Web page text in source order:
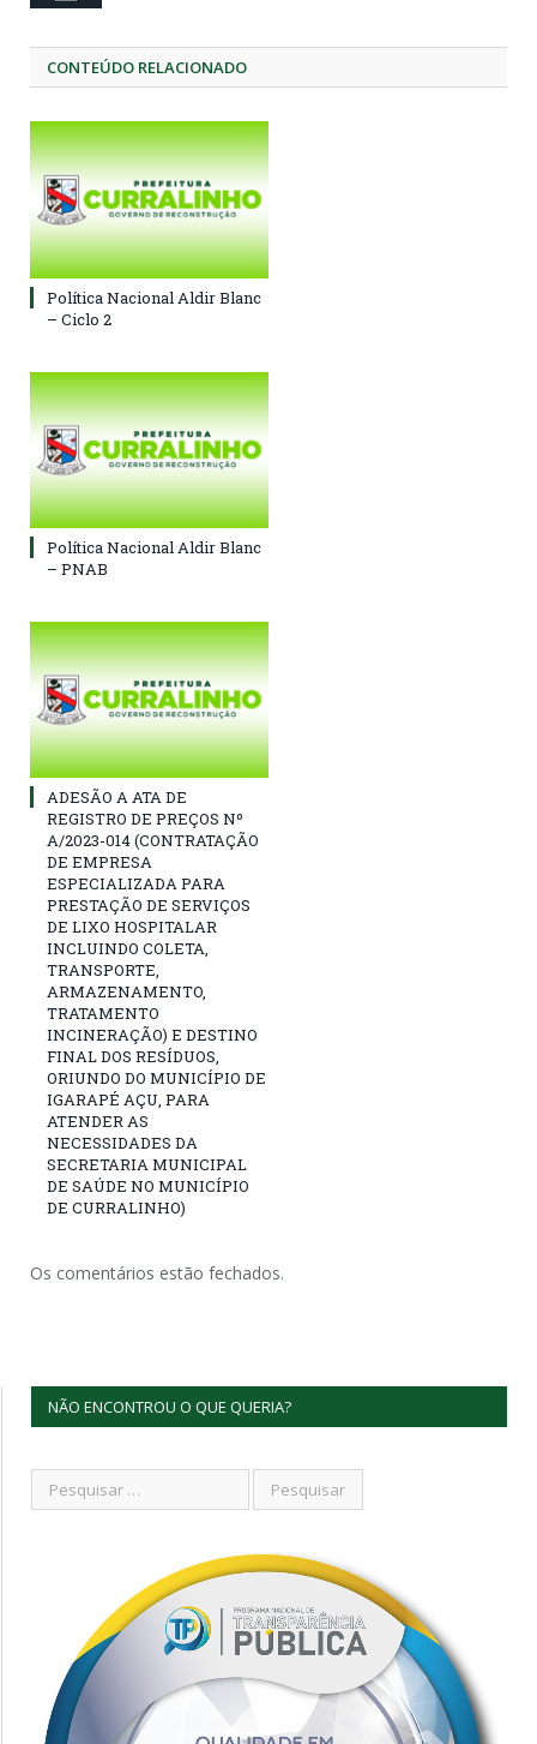
CONTEÚDO RELACIONADO
Política Nacional Aldir Blanc
– Ciclo 2
Política Nacional Aldir Blanc
– PNAB
ADESÃO A ATA DE
REGISTRO DE PREÇOS Nº
A/2023-014 (CONTRATAÇÃO
DE EMPRESA
ESPECIALIZADA PARA
PRESTAÇÃO DE SERVIÇOS
DE LIXO HOSPITALAR
INCLUINDO COLETA,
TRANSPORTE,
ARMAZENAMENTO,
TRATAMENTO
INCINERAÇÃO) E DESTINO
FINAL DOS RESÍDUOS,
ORIUNDO DO MUNICÍPIO DE
IGARAPÉ AÇU, PARA
ATENDER AS
NECESSIDADES DA
SECRETARIA MUNICIPAL
DE SAÚDE NO MUNICÍPIO
DE CURRALINHO)
Os comentários estão fechados.
NÃO ENCONTROU O QUE QUERIA?